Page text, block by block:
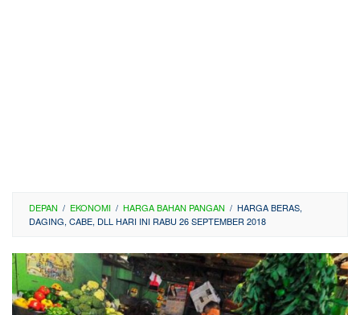
DEPAN / EKONOMI / HARGA BAHAN PANGAN / HARGA BERAS,
DAGING, CABE, DLL HARI INI RABU 26 SEPTEMBER 2018